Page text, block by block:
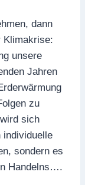
dann
Klimakrise:
unsere
Jahren
zu
sich
individuelle
sondern es
Handelns….